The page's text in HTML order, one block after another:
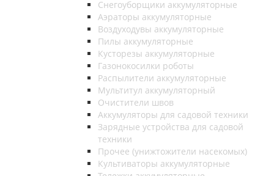
Снегоуборщики аккумуляторные
Аэраторы аккумуляторные
Воздуходувы аккумуляторные
Пилы аккумуляторные
Кусторезы аккумуляторные
Газонокосилки роботы
Распылители аккумуляторные
Мультитул аккумуляторный
Очистители швов
Аккумуляторы для садовой техники
Зарядные устройства для садовой
техники
Прочее (унижтожители насекомых)
Культиваторы аккумуляторные